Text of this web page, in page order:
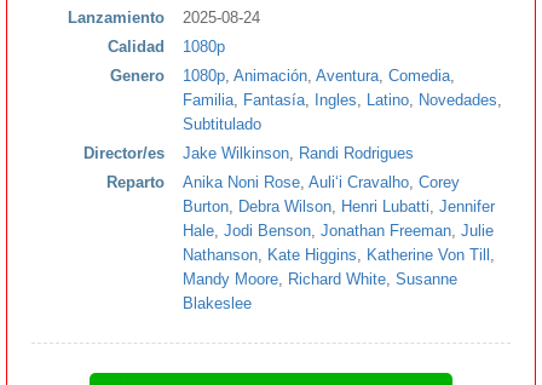
Lanzamiento
2025-08-24
Calidad
1080p
Genero
1080p Animación Aventura Comedia
Familia
Fantasía Ingles Latino Novedades
Subtitulado
Director/es
Jake Wilkinson
Randi Rodrigues
Reparto
Anika Noni Rose Auliʻi Cravalho Corey
Burton
Debra Wilson Henri Lubatti Jennifer
Hale Jodi Benson Jonathan Freeman Julie
Nathanson
Kate Higgins Katherine Von Till
Mandy Moore
Richard White Susanne
Blakeslee